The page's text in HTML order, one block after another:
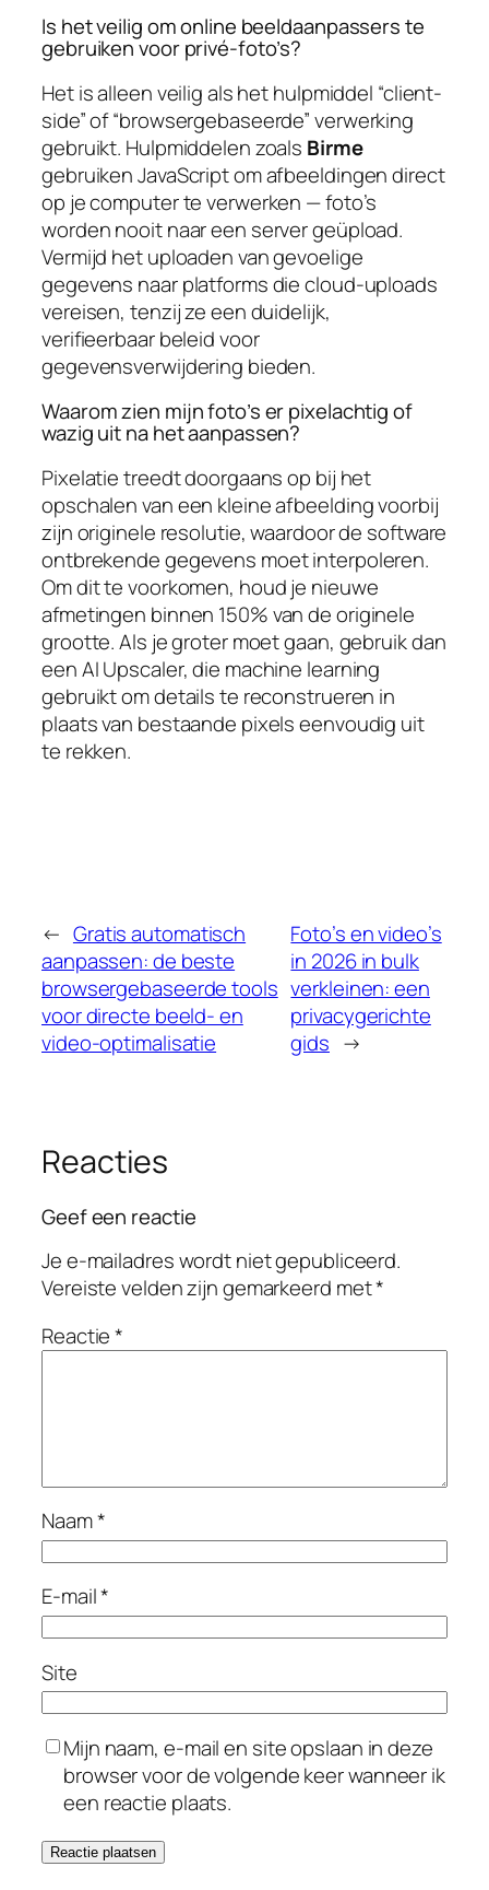
Is het veilig om online beeldaanpassers te
gebruiken voor privé-foto’s?
Het is alleen veilig als het hulpmiddel “client-
side” of “browsergebaseerde” verwerking
gebruikt. Hulpmiddelen zoals Birme
gebruiken JavaScript om afbeeldingen direct
op je computer te verwerken — foto’s
worden nooit naar een server geüpload.
Vermijd het uploaden van gevoelige
gegevens naar platforms die cloud-uploads
vereisen, tenzij ze een duidelijk,
verifieerbaar beleid voor
gegevensverwijdering bieden.
Waarom zien mijn foto’s er pixelachtig of
wazig uit na het aanpassen?
Pixelatie treedt doorgaans op bij het
opschalen van een kleine afbeelding voorbij
zijn originele resolutie, waardoor de software
ontbrekende gegevens moet interpoleren.
Om dit te voorkomen, houd je nieuwe
afmetingen binnen 150% van de originele
grootte. Als je groter moet gaan, gebruik dan
een AI Upscaler, die machine learning
gebruikt om details te reconstrueren in
plaats van bestaande pixels eenvoudig uit
te rekken.
← Gratis automatisch
aanpassen: de beste
browsergebaseerde tools
voor directe beeld- en
video-optimalisatie
Foto’s en video’s
in 2026 in bulk
verkleinen: een
privacygerichte
gids →
Reacties
Geef een reactie
Je e-mailadres wordt niet gepubliceerd.
Vereiste velden zijn gemarkeerd met*
Reactie*
Naam*
E-mail*
Site
Mijn naam, e-mail en site opslaan in deze
browser voor de volgende keer wanneer ik
een reactie plaats.